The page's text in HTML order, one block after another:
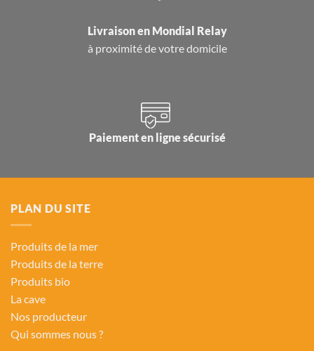
Livraison en Mondial Relay
à proximité de votre domicile
Paiement en ligne sécurisé
PLAN DU SITE
Produits de la mer
Produits de la terre
Produits bio
La cave
Nos producteur
Qui sommes nous ?